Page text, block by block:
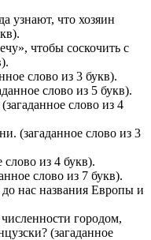
узнают, что хозяин
чтобы соскочить с
слово из 3 букв).
слово из 5 букв).
слово из 4
(загаданное слово из 3
слово из 4 букв).
слово из 7 букв).
нас названия Европы и
городом,
(загаданное